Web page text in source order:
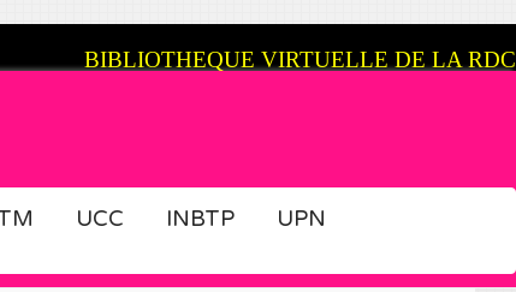
BIBLIOTHEQUE VIRTUELLE DE LA RDC
UCC INBTP
UPN